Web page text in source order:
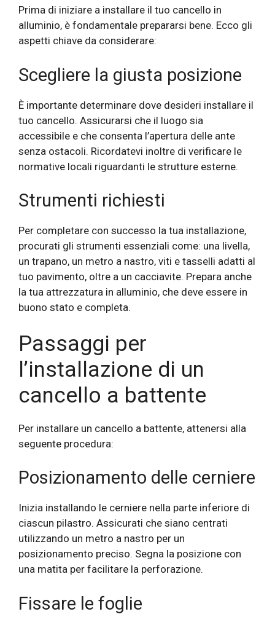
Prima di iniziare a installare il tuo cancello in
alluminio, è fondamentale prepararsi bene. Ecco gli
aspetti chiave da considerare:
Scegliere la giusta posizione
È importante determinare dove desideri installare il
tuo cancello. Assicurarsi che il luogo sia
accessibile e che consenta l’apertura delle ante
senza ostacoli. Ricordatevi inoltre di verificare le
normative locali riguardanti le strutture esterne.
Strumenti richiesti
Per completare con successo la tua installazione,
procurati gli strumenti essenziali come: una livella,
un trapano, un metro a nastro, viti e tasselli adatti al
tuo pavimento, oltre a un cacciavite. Prepara anche
la tua attrezzatura in alluminio, che deve essere in
buono stato e completa.
Passaggi per
l’installazione di un
cancello a battente
Per installare un cancello a battente, attenersi alla
seguente procedura:
Posizionamento delle cerniere
Inizia installando le cerniere nella parte inferiore di
ciascun pilastro. Assicurati che siano centrati
utilizzando un metro a nastro per un
posizionamento preciso. Segna la posizione con
una matita per facilitare la perforazione.
Fissare le foglie